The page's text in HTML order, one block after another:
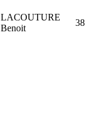
LACOUTURE
Benoit
38